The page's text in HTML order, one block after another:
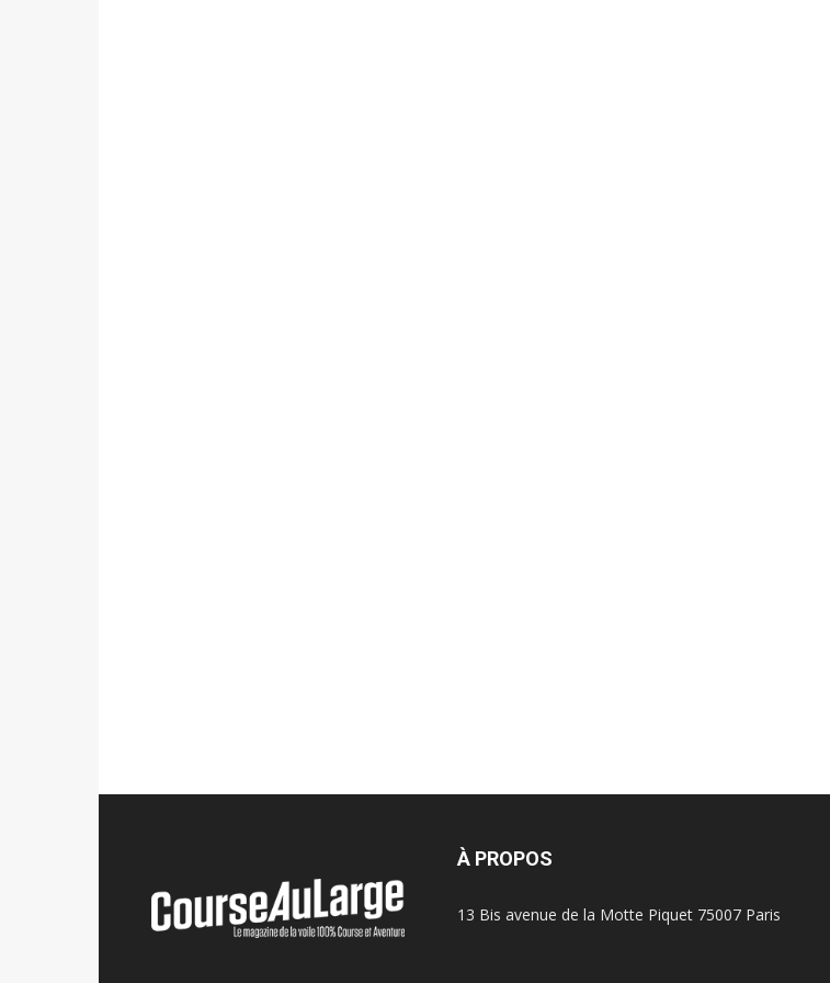
À PROPOS
13 Bis avenue de la Motte Piquet 75007 Paris